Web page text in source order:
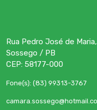
Rua Pedro José de
Sossego / PB
CEP: 58177-000
Fone(s): (83) 99313-3767